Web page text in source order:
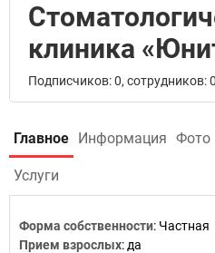
клиника
Подписчиков: 0, сотрудников:
Главное Информация Фото
Услуги
Форма собственности: Частная
Прием взрослых: да